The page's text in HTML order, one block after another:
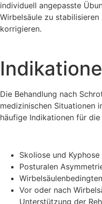
individuell angepasste
Wirbelsäule zu stabilisieren
korrigieren.
Die Behandlung nach
medizinischen Situationen
häufige Indikationen für
Skoliose und Kyphose
Posturalen
Vor oder nach
Unterstützung der